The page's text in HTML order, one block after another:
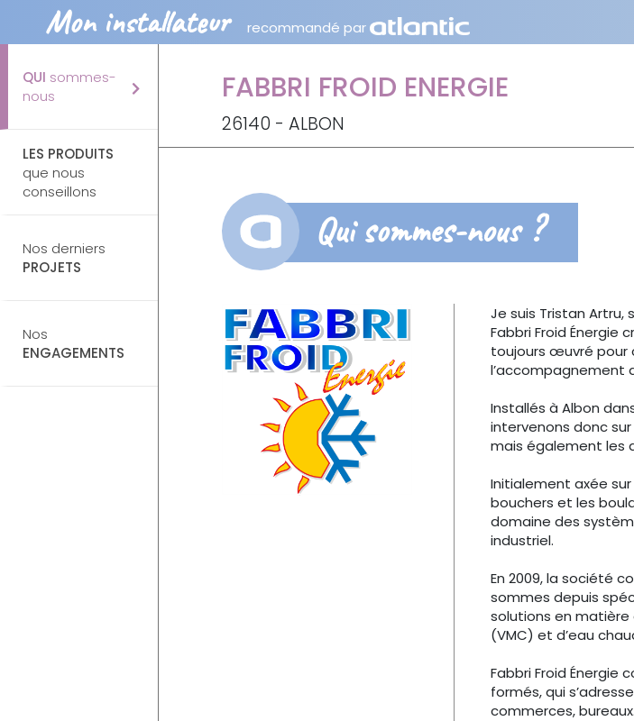
Mon installateur recommandé par
QUI sommes-
nous
LES PRODUITS
que nous
conseillons
Nos derniers
PROJETS
Nos
ENGAGEMENTS
FABBRI FROID ENERGIE
26140 - ALBON
Qui sommes-nous ?
Je suis Tristan Artru,
Fabbri Froid Énergie
toujours œuvré pour
l’accompagnement
Installés à Albon
intervenons donc
mais également les
Initialement axée
bouchers et les
domaine des
industriel.
En 2009, la société
sommes depuis
solutions en
(VMC) et d’eau
Fabbri Froid Énergie
formés, qui
commerces,